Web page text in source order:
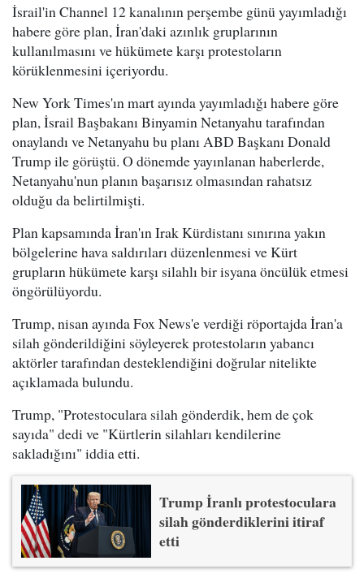
İsrail'in Channel 12 kanalının perşembe günü yayımladığı
habere göre plan, İran'daki azınlık gruplarının
kullanılmasını ve hükümete karşı protestoların
körüklenmesini içeriyordu.
New York Times'ın mart ayında yayımladığı habere göre
plan, İsrail Başbakanı Binyamin Netanyahu tarafından
onaylandı ve Netanyahu bu planı ABD Başkanı Donald
Trump ile görüştü. O dönemde yayınlanan haberlerde,
Netanyahu'nun planın başarısız olmasından rahatsız
olduğu da belirtilmişti.
Plan kapsamında İran'ın Irak Kürdistanı sınırına yakın
bölgelerine hava saldırıları düzenlenmesi ve Kürt
grupların hükümete karşı silahlı bir isyana öncülük etmesi
öngörülüyordu.
Trump, nisan ayında Fox News'e verdiği röportajda İran'a
silah gönderildiğini söyleyerek protestoların yabancı
aktörler tarafından desteklendiğini doğrular nitelikte
açıklamada bulundu.
Trump, "Protestoculara silah gönderdik, hem de çok
sayıda" dedi ve "Kürtlerin silahları kendilerine
sakladığını" iddia etti.
Trump İranlı protestoculara
silah gönderdiklerini itiraf
etti